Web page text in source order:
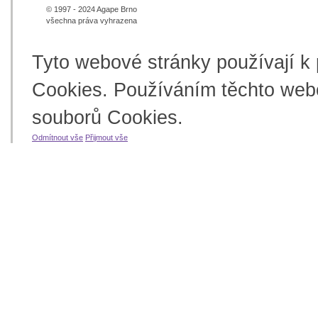
© 1997 - 2024 Agape Brno
všechna práva vyhrazena
Tyto webové stránky používají
Cookies. Používáním těchto
souborů Cookies.